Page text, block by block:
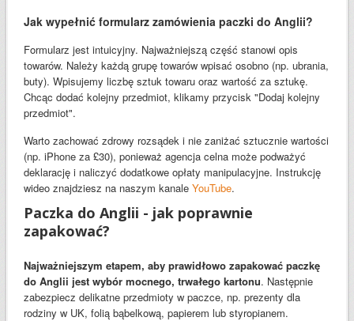
Jak wypełnić formularz zamówienia paczki do Anglii?
Formularz jest intuicyjny. Najważniejszą część stanowi opis
towarów. Należy każdą grupę towarów wpisać osobno (np. ubrania,
buty). Wpisujemy liczbę sztuk towaru oraz wartość za sztukę.
Chcąc dodać kolejny przedmiot, klikamy przycisk "Dodaj kolejny
przedmiot".
Warto zachować zdrowy rozsądek i nie zaniżać sztucznie wartości
(np. iPhone za £30), ponieważ agencja celna może podważyć
deklarację i naliczyć dodatkowe opłaty manipulacyjne. Instrukcję
wideo znajdziesz na naszym kanale YouTube.
Paczka do Anglii - jak poprawnie
zapakować?
Najważniejszym etapem, aby prawidłowo zapakować paczkę
do Anglii jest wybór mocnego, trwałego kartonu. Następnie
zabezpiecz delikatne przedmioty w paczce, np. prezenty dla
rodziny w UK, folią bąbelkową, papierem lub styropianem.